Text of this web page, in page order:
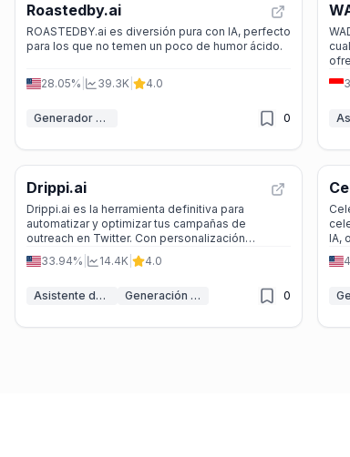
Roastedby.ai
ROASTEDBY.ai es diversión pura con IA, perfecto
para los que no temen un poco de humor ácido.
28.05% 39.3K 4.0
Generador de mensajes IA 0
Drippi.ai
Drippi.ai es la herramienta definitiva para
automatizar y optimizar tus campañas de
outreach en Twitter. Con personalización
avanzada, extracción de leads y análisis
detallado, Drippi te ayuda a mejorar tu
de manera eficiente.
33.94% 14.4K 4.0
Asistente de Twitter IA Generación de Leads IA 0
IA,